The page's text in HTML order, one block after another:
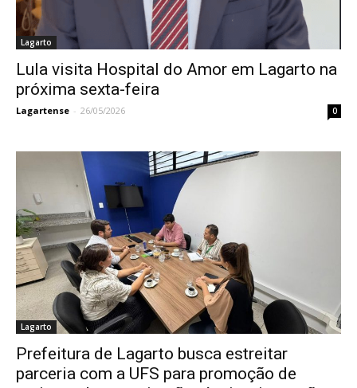
Lagarto
Lula visita Hospital do Amor em Lagarto na
próxima sexta-feira
Lagartense - 26/05/2026 0
Lagarto
Prefeitura de Lagarto busca estreitar
parceria com a UFS para promoção de